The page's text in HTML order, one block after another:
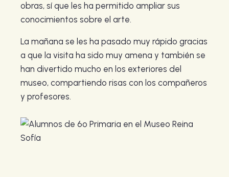
obras, sí que les ha permitido ampliar sus
conocimientos sobre el arte.
La mañana se les ha pasado muy rápido gracias
a que la visita ha sido muy amena y también se
han divertido mucho en los exteriores del
museo, compartiendo risas con los compañeros
y profesores.